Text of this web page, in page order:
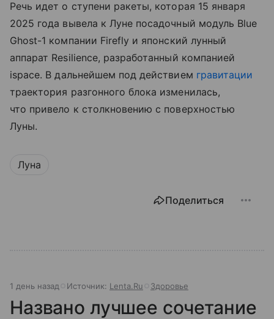
Речь идет о ступени ракеты, которая 15 января
2025 года вывела к Луне посадочный модуль Blue
Ghost-1 компании Firefly и японский лунный
аппарат Resilience, разработанный компанией
ispace. В дальнейшем под действием гравитации
траектория разгонного блока изменилась,
что привело к столкновению с поверхностью
Луны.
Луна
Поделиться
1 день назад Источник: Lenta.Ru Здоровье
Названо лучшее сочетание